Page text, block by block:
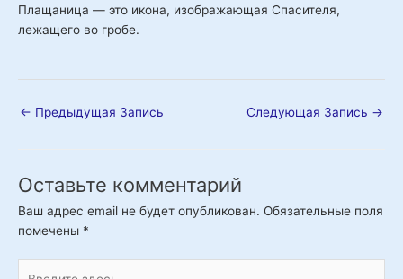
Плащаница — это икона, изображающая Спасителя,
лежащего во гробе.
← Предыдущая Запись Следующая Запись →
Оставьте комментарий
Ваш адрес email не будет опубликован. Обязательные поля
помечены *